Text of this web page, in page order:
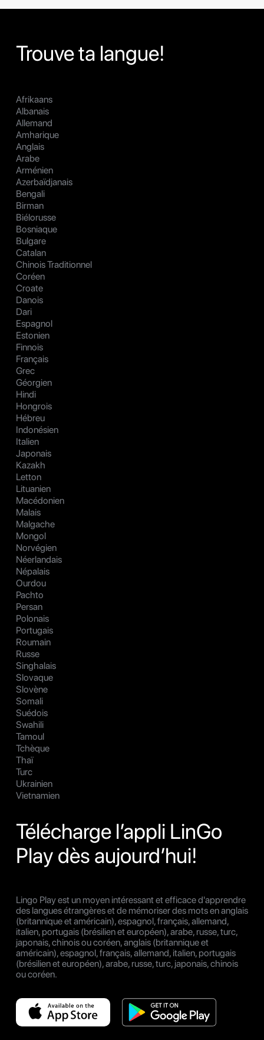
Trouve ta langue!
Afrikaans
Albanais
Allemand
Amharique
Anglais
Arabe
Arménien
Azerbaïdjanais
Bengali
Birman
Biélorusse
Bosniaque
Bulgare
Catalan
Chinois Traditionnel
Coréen
Croate
Danois
Dari
Espagnol
Estonien
Finnois
Français
Grec
Géorgien
Hindi
Hongrois
Hébreu
Indonésien
Italien
Japonais
Kazakh
Letton
Lituanien
Macédonien
Malais
Malgache
Mongol
Norvégien
Néerlandais
Népalais
Ourdou
Pachto
Persan
Polonais
Portugais
Roumain
Russe
Singhalais
Slovaque
Slovène
Somali
Suédois
Swahili
Tamoul
Tchèque
Thaï
Turc
Ukrainien
Vietnamien
Télécharge l’appli LinGo
Play dès aujourd’hui!
Lingo Play est un moyen intéressant et efficace d'apprendre
des langues étrangères et de mémoriser des mots en anglais
(britannique et américain), espagnol, français, allemand,
italien, portugais (brésilien et européen), arabe, russe, turc,
japonais, chinois ou coréen, anglais (britannique et
américain), espagnol, français, allemand, italien, portugais
(brésilien et européen), arabe, russe, turc, japonais, chinois
ou coréen.